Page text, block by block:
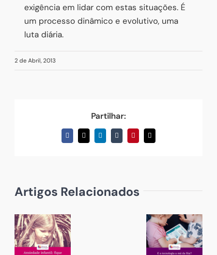
exigência em lidar com estas situações. É
um processo dinâmico e evolutivo, uma
luta diária.
2 de Abril, 2013
Partilhar:
Facebook
X LinkedInTumblrPinterestEmail
(necessário
Artigos Relacionados